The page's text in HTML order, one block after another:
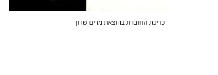
כריכת החוברת בהוצאת מרים שרון